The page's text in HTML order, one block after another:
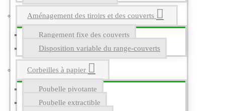
Aménagement des tiroirs et des couverts
Rangement fixe des couverts
Disposition variable du range-couverts
Corbeilles à papier
Poubelle pivotante
Poubelle extractible